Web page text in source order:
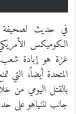
في حديث لصحيفة
الكوميكس
غزة هو إبادة
المتحدة أيضاً، التي
بالقتل اليومي من
جانب نتنياهو على